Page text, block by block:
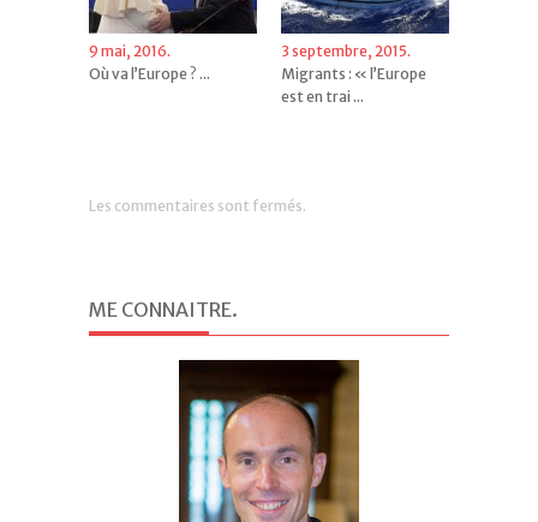
9 mai, 2016.
Où va l’Europe ? ...
3 septembre, 2015.
Migrants : « l’Europe
est en trai ...
Les commentaires sont fermés.
ME CONNAITRE.